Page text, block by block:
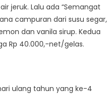
jeruk. Lalu ada “Semangat
campuran dari susu segar,
dan vanila sirup. Kedua
Rp 40.000,-net/gelas.
ulang tahun yang ke-4